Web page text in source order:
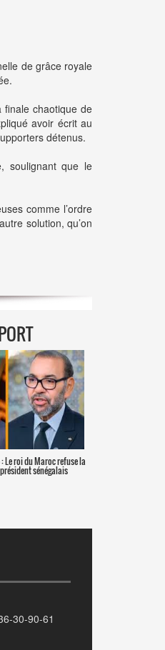
de grâce royale
finale chaotique de
avoir écrit au
détenus.
soulignant que le
comme l’ordre
solution, qu’on
Le roi du Maroc refuse la
sénégalais
30-90-61